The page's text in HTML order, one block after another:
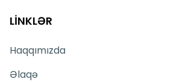
LİNKLƏR
Haqqımızda
Əlaqə